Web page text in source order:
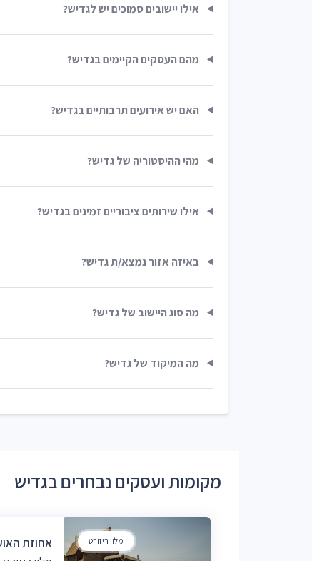
אילו יישובים סמוכים יש לגדיש?
מהם העסקים הקיימים בגדיש?
האם יש אירועים תרבותיים בגדיש?
מהי ההיסטוריה של גדיש?
אילו שירותים ציבוריים זמינים בגדיש?
באיזה אזור נמצא/ת גדיש?
מה סוג היישוב של גדיש?
מה המיקוד של גדיש?
מקומות ועסקים נבחרים בגדיש
מלון ריזורט
אחוזת